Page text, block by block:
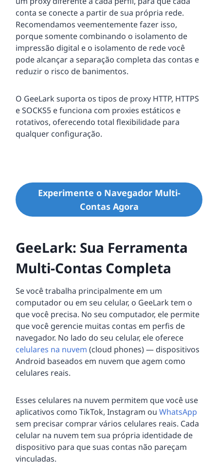
conta se conecte a partir de sua própria rede.
Recomendamos veementemente fazer isso,
porque somente combinando o isolamento de
impressão digital e o isolamento de rede você
pode alcançar a separação completa das contas e
reduzir o risco de banimentos.
O GeeLark suporta os tipos de proxy HTTP, HTTPS
e SOCKS5 e funciona com proxies estáticos e
rotativos, oferecendo total flexibilidade para
qualquer configuração.
Experimente o Navegador Multi-
Contas Agora
GeeLark: Sua Ferramenta
Multi-Contas Completa
Se você trabalha principalmente em um
computador ou em seu celular, o GeeLark tem o
que você precisa. No seu computador, ele permite
que você gerencie muitas contas em perfis de
navegador. No lado do seu celular, ele oferece
celulares na nuvem (cloud phones) — dispositivos
Android baseados em nuvem que agem como
celulares reais.
Esses celulares na nuvem permitem que você use
aplicativos como TikTok, Instagram ou WhatsApp
sem precisar comprar vários celulares reais. Cada
celular na nuvem tem sua própria identidade de
dispositivo para que suas contas não pareçam
vinculadas.